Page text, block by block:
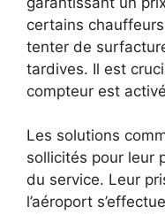
certains
tenter de
tardives. Il est
compteur est
Les solutions
sollicités pour leur
du service. Leur
l’aéroport